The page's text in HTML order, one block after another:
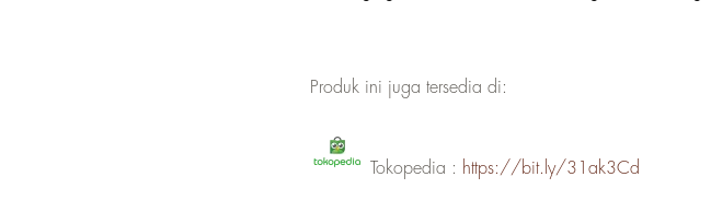
Produk ini juga tersedia di:
Tokopedia : https://bit.ly/31ak3Cd